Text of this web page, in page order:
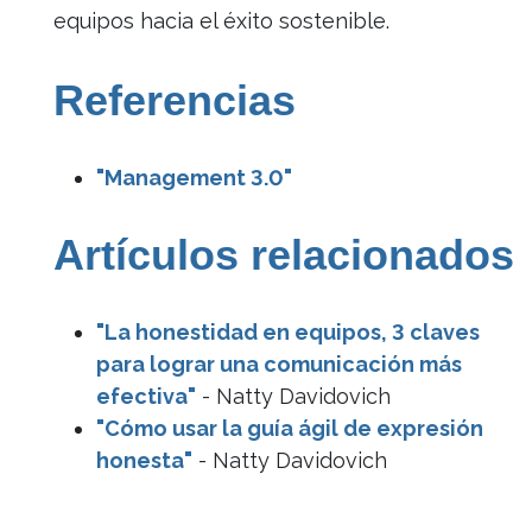
equipos hacia el éxito sostenible.
Referencias
"Management 3.0"
Artículos relacionados
"La honestidad en equipos, 3 claves
para lograr una comunicación más
efectiva" - Natty Davidovich
"Cómo usar la guía ágil de expresión
honesta" - Natty Davidovich